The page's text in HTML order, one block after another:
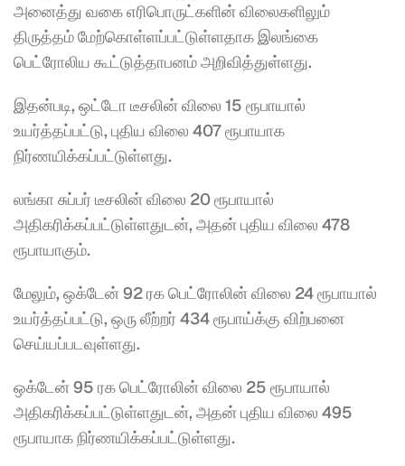
அனைத்து வகை எரிபொருட்களின் விலைகளிலும்
திருத்தம் மேற்கொள்ளப்பட்டுள்ளதாக இலங்கை
பெட்ரோலிய கூட்டுத்தாபனம் அறிவித்துள்ளது.
இதன்படி, ஒட்டோ டீசலின் விலை 15 ரூபாயால்
உயர்த்தப்பட்டு, புதிய விலை 407 ரூபாயாக
நிர்ணயிக்கப்பட்டுள்ளது.
லங்கா சுப்பர் டீசலின் விலை 20 ரூபாயால்
அதிகரிக்கப்பட்டுள்ளதுடன், அதன் புதிய விலை 478
ரூபாயாகும்.
மேலும், ஒக்டேன் 92 ரக பெட்ரோலின் விலை 24 ரூபாயால்
உயர்த்தப்பட்டு, ஒரு லீற்றர் 434 ரூபாய்க்கு விற்பனை
செய்யப்படவுள்ளது.
ஒக்டேன் 95 ரக பெட்ரோலின் விலை 25 ரூபாயால்
அதிகரிக்கப்பட்டுள்ளதுடன், அதன் புதிய விலை 495
ரூபாயாக நிர்ணயிக்கப்பட்டுள்ளது.